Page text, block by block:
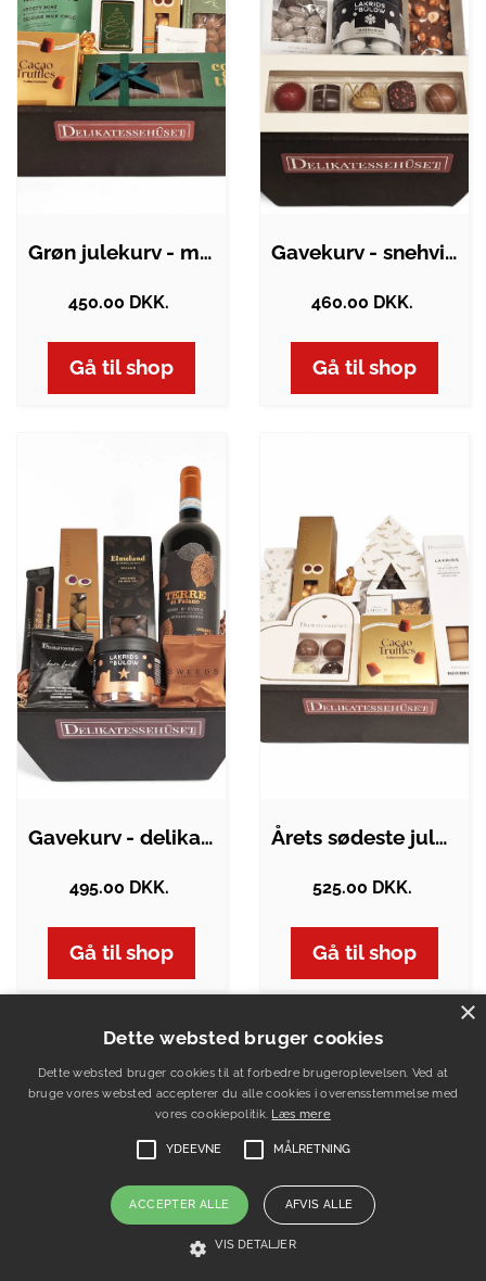
Grøn julekurv - med søde lækkerier
450.00 DKK.
Gå til shop
Gavekurv - snehvid julekurv med lækkert…
460.00 DKK.
Gå til shop
Gavekurv - delikat julekurv med gyldne…
495.00 DKK.
Gå til shop
Årets sødeste julekurv
525.00 DKK.
Gå til shop
Dette websted bruger cookies
Dette websted bruger cookies til at forbedre brugeroplevelsen. Ved at
bruge vores websted accepterer du alle cookies i overensstemmelse med
vores cookiepolitik. Læs mere
YDEEVNE MÅLRETNING
ACCEPTER ALLE AFVIS ALLE
VIS DETALJER
×